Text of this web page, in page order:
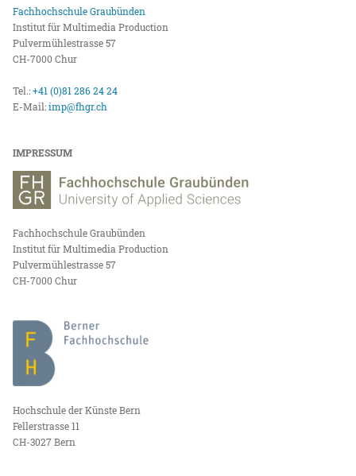
Fachhochschule Graubünden
Institut für Multimedia Production
Pulvermühlestrasse 57
CH-7000 Chur
Tel.:+41 (0)81 286 24 24
E-Mail:imp@fhgr.ch
IMPRESSUM
Fachhochschule Graubünden
Institut für Multimedia Production
Pulvermühlestrasse 57
CH-7000 Chur
Hochschule der Künste Bern
Fellerstrasse 11
CH-3027 Bern